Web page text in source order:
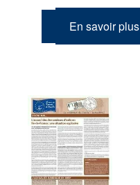
En savoir plus